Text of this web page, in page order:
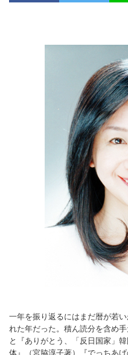
一年を振り返るにはまだ暦が若
れた年だった。積ん読分を含め
と『ありがとう、「反日国家」
体』（宮脇淳子著）『でっちあ